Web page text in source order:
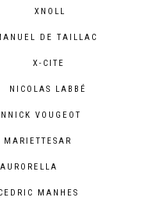
XNOLL
DE TAILLAC
X-CITE
NICOLAS LABBÉ
VOUGEOT
MARIETTESAR
MANHES